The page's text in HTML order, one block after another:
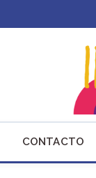
CONTACTO